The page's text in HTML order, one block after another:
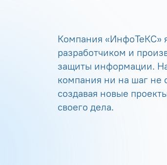
Компания «ИнфоТеКС»
разработчиком и
защиты информации.
компания ни на шаг не
создавая новые
своего дела.